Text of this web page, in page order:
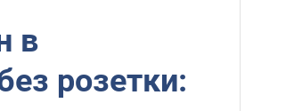
в
розетки: